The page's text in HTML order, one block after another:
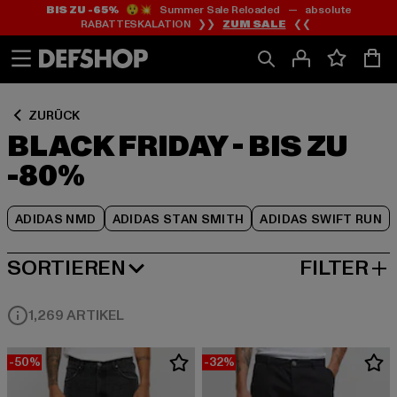
Zum
Inhalt
springen
Zum
Fußzeile
springen
BIS ZU -65%😲💥 Summer Sale Reloaded — absolute
RABATTESKALATION ❯❯ ZUM SALE ❮❮
ZURÜCK
BLACK FRIDAY - BIS ZU
-80%
ADIDAS NMD ADIDAS STAN SMITH ADIDAS SWIFT RUN
Zum
Produktraster
springen
SORTIEREN
BELIEBTESTE FILTER
1,269 ARTIKEL
-50% -32%